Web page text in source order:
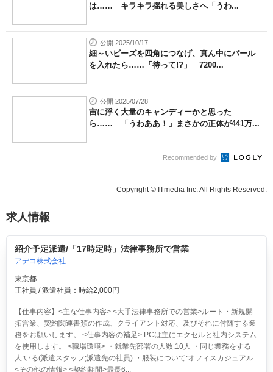
は…… キラキラ揺れる美しさへ「うわ...
公開 2025/10/17
細～いビーズを四角につなげ、真ん中にパール
を入れたら……「待って!?」 7200...
公開 2025/07/28
宙に浮く大量のキャンディーかと思った
ら…… 「うわああ！」まさかの正体が441万...
Recommended by
Copyright © ITmedia Inc. All Rights Reserved.
求人情報
紹介予定派遣/「17時定時」法律事務所で営業
アデコ株式会社
東京都
正社員 / 派遣社員：時給2,000円
【仕事内容】<主な仕事内容> <大手法律事務所での営業>ルート・新規開
拓営業、契約関連書類の作成、クライアント対応、及びそれに付随する業
務をお願いします。 <仕事内容の補足> PCは主にエクセルと社内システム
を使用します。 <職場環境> ・就業先部署の人数:10人 ・同じ業務をする
人:いる(派遣スタッフ;派遣先の社員) ・服装について:オフィスカジュアル
<その他の情報> <契約期間>最長6...